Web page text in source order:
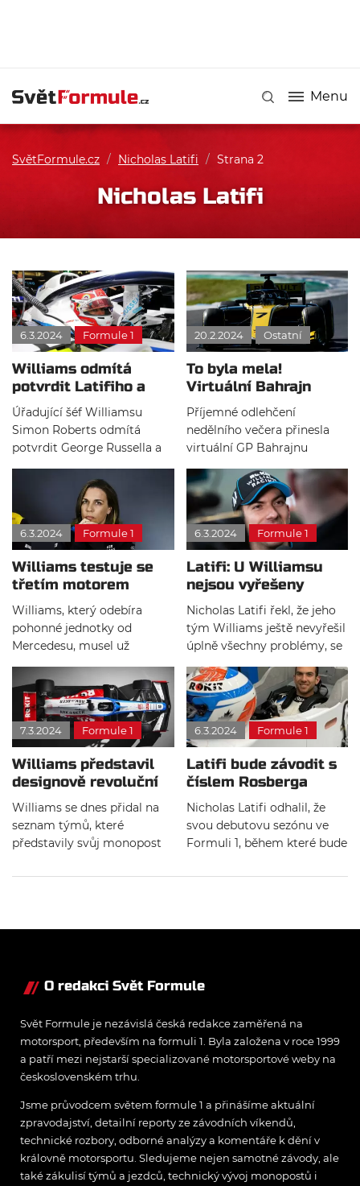
Menu
SvětFormule.cz / Nicholas Latifi / Strana 2
Nicholas Latifi
6.3.2024 Formule 1
Williams odmítá
potvrdit Latifiho a
Russella pro příští
rok
Úřadující šéf Williamsu
Simon Roberts odmítá
potvrdit George Russella a
Nicholase Latifiho pro rok
2021. Nicméně tvrdí, že plány
ohledně jezdecké sestavy se
nezměnily.
20.2.2024 Ostatní
To byla mela!
Virtuální Bahrajn
pobavil, vyhrál pilot
F2
Příjemné odlehčení
nedělního večera přinesla
virtuální GP Bahrajnu
pořádaná šampionátem F1.
Do chaotického závodu
nastoupila řada bývalých
jezdců Formule 1 doplněná o
dvojici současných
závodníků Landa Norrise a
Nicholase Latifiho.
6.3.2024 Formule 1
Williams testuje se
třetím motorem
Mercedes
Williams, který odebíra
pohonné jednotky od
Mercedesu, musel už
došlo k řetezci potíží s
motorem.
6.3.2024 Formule 1
Latifi: U Williamsu
nejsou vyřešeny
všechny problémy
Nicholas Latifi řekl, že jeho
tým Williams ještě nevyřešil
úplně všechny problémy, se
loňského vozu.
7.3.2024 Formule 1
Williams představil
designově revoluční
FW43
Williams se dnes přidal na
seznam týmů, které
představily svůj monopost
s označením FW43 se ve
závodní dráze jej rovnou
6.3.2024 Formule 1
Latifi bude závodit s
číslem Rosberga
Nicholas Latifi odhalil, že
svou debutovu sezónu ve
Formuli 1, během které bude
s číslem 6 na voze.
O redakci Svět Formule
Svět Formule je nezávislá česká redakce zaměřená na
motorsport, především na formuli 1. Byla založena v roce 1999
a patří mezi nejstarší specializované motorsportové weby na
československém trhu.
Jsme průvodcem světem formule 1 a přinášíme aktuální
zpravodajství, detailní reporty ze závodních víkendů,
technické rozbory, odborné analýzy a komentáře k dění v
královně motorsportu. Sledujeme nejen samotné závody, ale
také zákulisí týmů a jezdců, technický vývoj monopostů i